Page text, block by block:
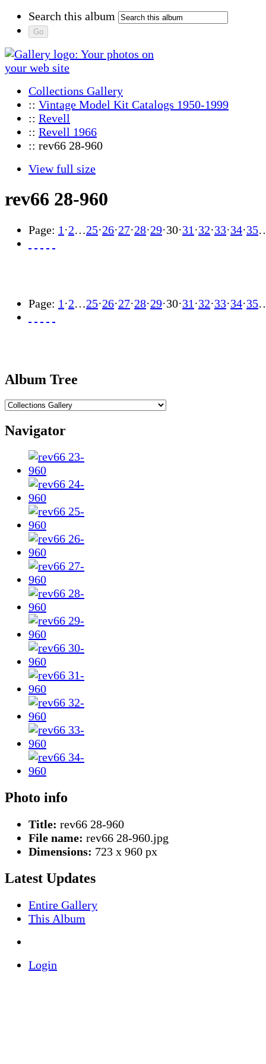
Search this album
Collections Gallery
:: Vintage Model Kit Catalogs 1950-1999
:: Revell
:: Revell 1966
:: rev66 28-960
View full size
rev66 28-960
Page: 1 ·2…25·26·27·28·29·30·31 ·32·33·34·35
Page: 1 ·2…25·26·27·28·29·30·31 ·32·33·34·35
Album Tree
Navigator
Photo info
Title: rev66 28-960
File name: rev66 28-960.jpg
Dimensions: 723 x 960 px
Latest Updates
Entire Gallery
This Album
Login